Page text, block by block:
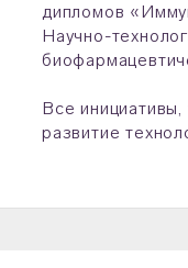
дипломов
Научно-
Все
развитие